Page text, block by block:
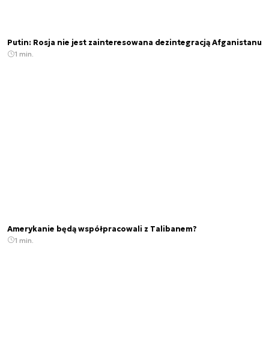
Putin: Rosja nie jest zainteresowana dezintegracją Afganistanu
1 min.
Amerykanie będą współpracowali z Talibanem?
1 min.